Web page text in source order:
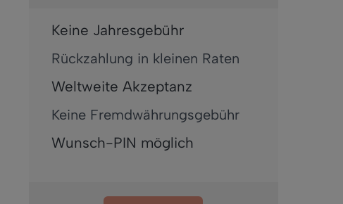
Keine Jahresgebühr
Rückzahlung in kleinen Raten
Weltweite Akzeptanz
Keine Fremdwährungsgebühr
Wunsch-PIN möglich